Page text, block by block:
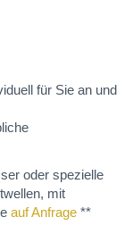
für Sie an und
oder spezielle
mit
auf Anfrage **